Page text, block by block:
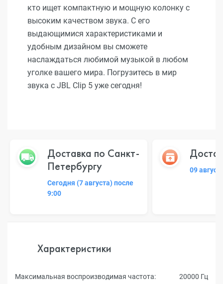
кто ищет компактную и мощную колонку с
высоким качеством звука. С его
выдающимися характеристиками и
удобным дизайном вы сможете
наслаждаться любимой музыкой в любом
уголке вашего мира. Погрузитесь в мир
звука с JBL Clip 5 уже сегодня!
Доставка по Санкт-
Петербургу
Сегодня (7 августа) после
9:00
09
Характеристики
Максимальная воспроизводимая частота: 20000 Гц